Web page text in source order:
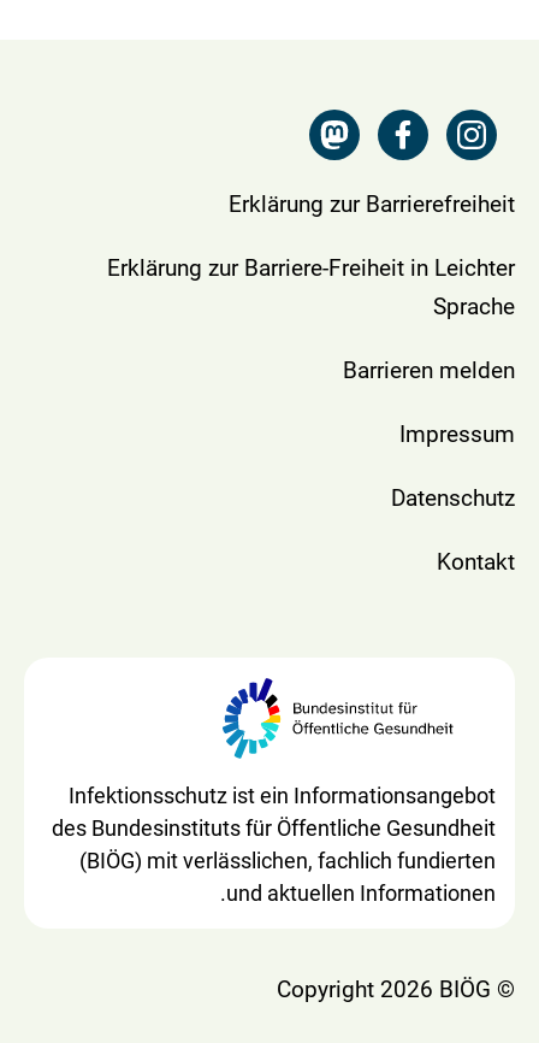
Erklärung zur Barrierefreiheit
Erklärung zur Barriere-Freiheit in Leichter
Sprache
Barrieren melden
Impressum
Datenschutz
Kontakt
Infektionsschutz ist ein Informationsangebot
des Bundesinstituts für Öffentliche Gesundheit
(BIÖG) mit verlässlichen, fachlich fundierten
und aktuellen Informationen.
© Copyright 2026 BIÖG